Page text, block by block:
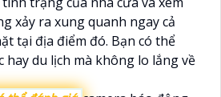
xảy ra xung quanh ngay cả
tại địa điểm đó. Bạn có thể
hay du lịch mà không lo lắng về